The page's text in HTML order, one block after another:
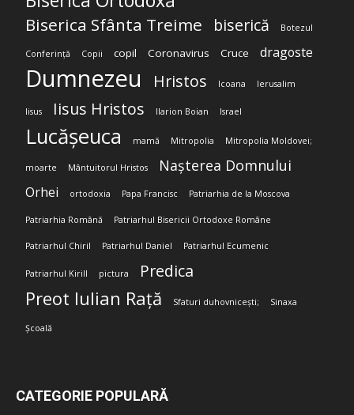
Biserica Sfânta Treime biserică Botezul
Conferință Copii copil Coronavirus Cruce dragoste
Dumnezeu Hristos Icoana Ierusalim
Iisus Iisus Hristos Ilarion Boian Israel
Lucășeuca mamă Mitropolia Mitropolia Moldovei;
moarte Mântuitorul Hristos Nașterea Domnului
Orhei ortodoxia Papa Francisc Patriarhia de la Moscova
Patriarhia Română Patriarhul Bisericii Ortodoxe Române
Patriarhul Chiril Patriarhul Daniel Patriarhul Ecumenic
Patriarhul Kirill pictura Predica
Preot Iulian Rață Sfaturi duhovnicești; Sinaxa
Școală
CATEGORIE POPULARĂ